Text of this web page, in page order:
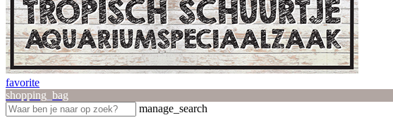
favorite
shopping_bag
manage_search